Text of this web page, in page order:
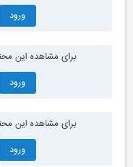
ورود
برای مشاهده این
ورود
برای مشاهده این
ورود